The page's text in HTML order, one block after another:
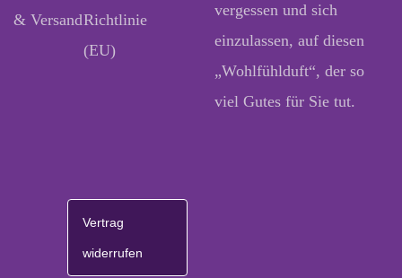
& VersandRichtlinie
(EU)
vergessen und sich
einzulassen, auf diesen
„Wohlfühlduft“, der so
viel Gutes für Sie tut.
Vertrag
widerrufen